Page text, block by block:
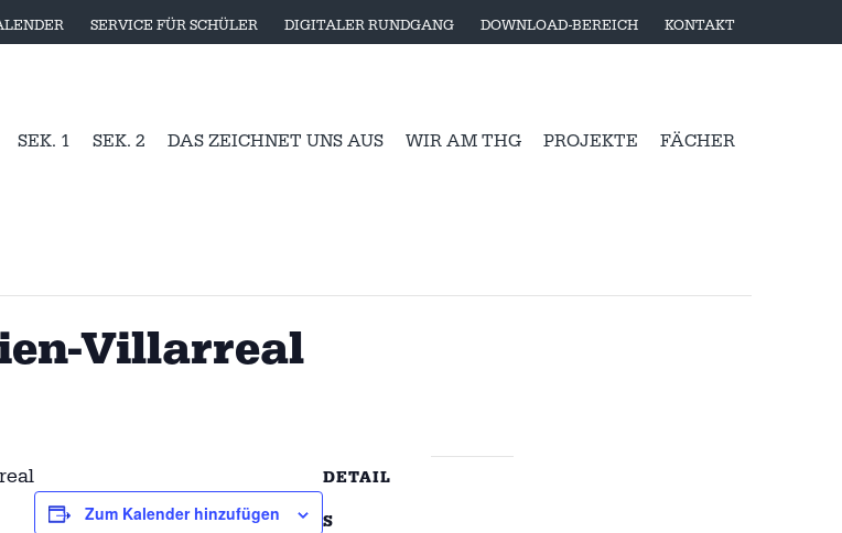
SERVICE FÜR SCHÜLER DIGITALER RUNDGANG DOWNLOAD-BEREICH KONTAKT
SEK. 1 SEK. 2 DAS ZEICHNET UNS AUS WIR AM THG PROJEKTE FÄCHER
Villarreal
Zum Kalender hinzufügen
DETAIL
S